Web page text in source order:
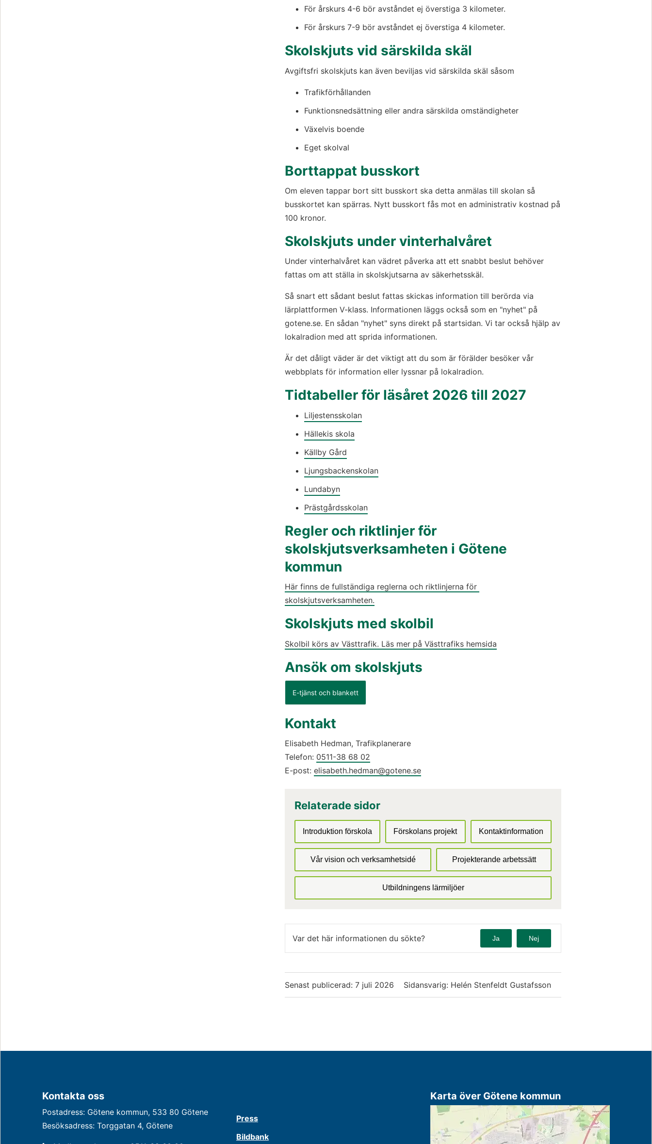
För årskurs 4-6 bör avståndet ej överstiga 3 kilometer.
För årskurs 7-9 bör avståndet ej överstiga 4 kilometer.
Skolskjuts vid särskilda skäl
Avgiftsfri skolskjuts kan även beviljas vid särskilda skäl såsom
Trafikförhållanden
Funktionsnedsättning eller andra särskilda omständigheter
Växelvis boende
Eget skolval
Borttappat busskort
Om eleven tappar bort sitt busskort ska detta anmälas till skolan så
busskortet kan spärras. Nytt busskort fås mot en administrativ kostnad på
100 kronor.
Skolskjuts under vinterhalvåret
Under vinterhalvåret kan vädret påverka att ett snabbt beslut behöver
fattas om att ställa in skolskjutsarna av säkerhetsskäl.
Så snart ett sådant beslut fattas skickas information till berörda via
lärplattformen V-klass. Informationen läggs också som en "nyhet" på
gotene.se. En sådan "nyhet" syns direkt på startsidan. Vi tar också hjälp av
lokalradion med att sprida informationen.
Är det dåligt väder är det viktigt att du som är förälder besöker vår
webbplats för information eller lyssnar på lokalradion.
Tidtabeller för läsåret 2026 till 2027
Liljestensskolan
Hällekis skola
Källby Gård
Ljungsbackenskolan
Lundabyn
Prästgårdsskolan
Regler och riktlinjer för
skolskjutsverksamheten i Götene
kommun
Här finns de fullständiga reglerna och riktlinjerna för
skolskjutsverksamheten.
Skolskjuts med skolbil
Skolbil körs av Västtrafik. Läs mer på Västtrafiks hemsida
Ansök om skolskjuts
E-tjänst och blankett(länk till annan webbplats)
Kontakt
Elisabeth Hedman, Trafikplanerare
Telefon: 0511-38 68 02
E-post: elisabeth.hedman@gotene.se
Relaterade sidor
Introduktion förskola Förskolans projekt Kontaktinformation
Vår vision och verksamhetsidé Projekterande arbetssätt
Utbildningens lärmiljöer
Var det här informationen du sökte? Ja Nej
Senast publicerad: 7 juli 2026 Sidansvarig: Helén Stenfeldt Gustafsson
Kontakta oss
Postadress: Götene kommun, 533 80 Götene
Besöksadress: Torggatan 4, Götene
Press
Bildbank
Karta över Götene kommun